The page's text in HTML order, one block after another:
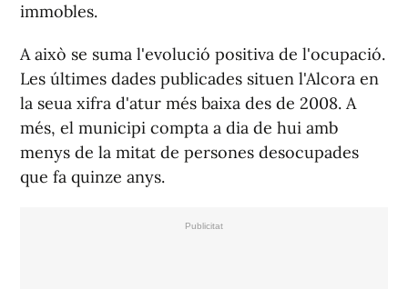
immobles.
A això se suma l'evolució positiva de l'ocupació.
Les últimes dades publicades situen l'Alcora en
la seua xifra d'atur més baixa des de 2008. A
més, el municipi compta a dia de hui amb
menys de la mitat de persones desocupades
que fa quinze anys.